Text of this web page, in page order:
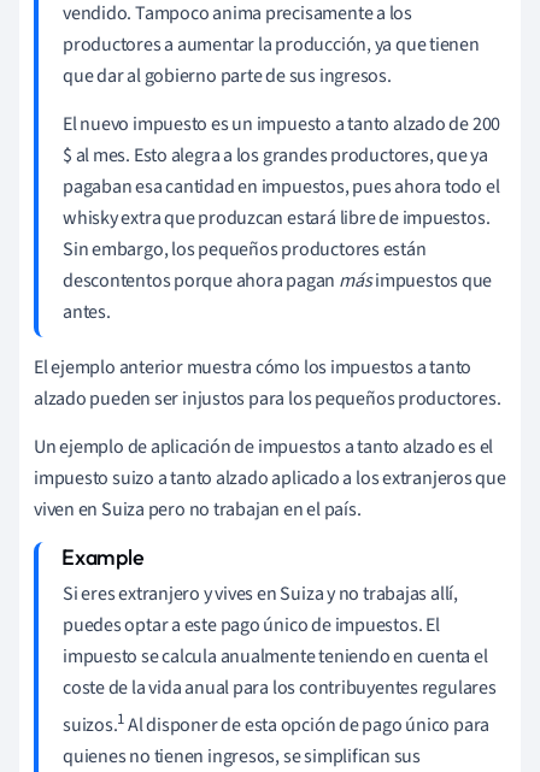
vendido. Tampoco anima precisamente a los
productores a aumentar la producción, ya que tienen
que dar al gobierno parte de sus ingresos.
El nuevo impuesto es un impuesto a tanto alzado de 200
$ al mes. Esto alegra a los grandes productores, que ya
pagaban esa cantidad en impuestos, pues ahora todo el
whisky extra que produzcan estará libre de impuestos.
Sin embargo, los pequeños productores están
descontentos porque ahora pagan másimpuestos que
antes.
El ejemplo anterior muestra cómo los impuestos a tanto
alzado pueden ser injustos para los pequeños productores.
Un ejemplo de aplicación de impuestos a tanto alzado es el
impuesto suizo a tanto alzado aplicado a los extranjeros que
viven en Suiza pero no trabajan en el país.
Si eres extranjero y vives en Suiza y no trabajas allí,
puedes optar a este pago único de impuestos.El
impuesto se calcula anualmente teniendo en cuenta el
coste de la vida anual para los contribuyentes regulares
suizos.1Al disponer de esta opción de pago único para
quienes no tienen ingresos, se simplifican sus